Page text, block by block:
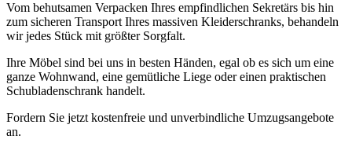
Vom behutsamen Verpacken Ihres empfindlichen Sekretärs bis hin
zum sicheren Transport Ihres massiven Kleiderschranks, behandeln
wir jedes Stück mit größter Sorgfalt.
Ihre Möbel sind bei uns in besten Händen, egal ob es sich um eine
ganze Wohnwand, eine gemütliche Liege oder einen praktischen
Schubladenschrank handelt.
Fordern Sie jetzt kostenfreie und unverbindliche Umzugsangebote
an.